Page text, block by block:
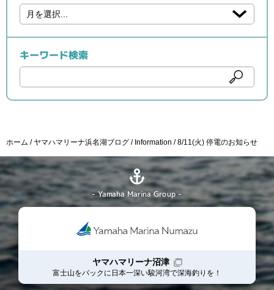
キーワード検索
ホーム ヤマハマリーナ浜名湖ブログ Information 8/11(火) 停電のお知らせ
- Yamaha Marina Group -
ヤマハマリーナ沼津
富士山をバックに日本一深い駿河湾で深海釣りを！